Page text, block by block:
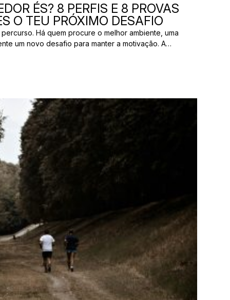
ÉS? 8 PERFIS E 8 PROVAS
O TEU PRÓXIMO DESAFIO
Há quem procure o melhor ambiente, uma
um novo desafio para manter a motivação. A
ter nada a ver com aquilo que outro […]